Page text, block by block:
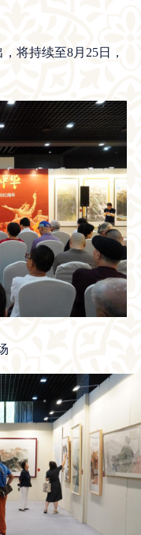
将持续至8月25日，